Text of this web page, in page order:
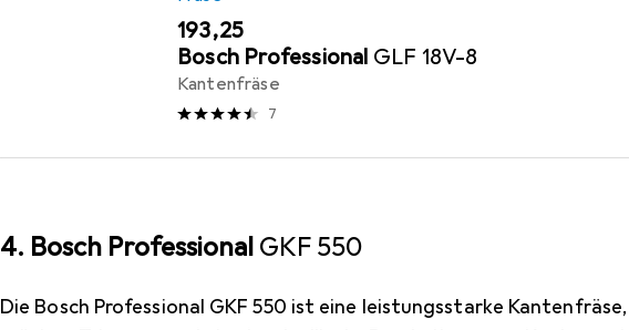
EUR
193,25
Bosch Professional GLF 18V-8
Kantenfräse
7
4. Bosch Professional GKF 550
Die Bosch Professional GKF 550 ist eine leistungsstarke